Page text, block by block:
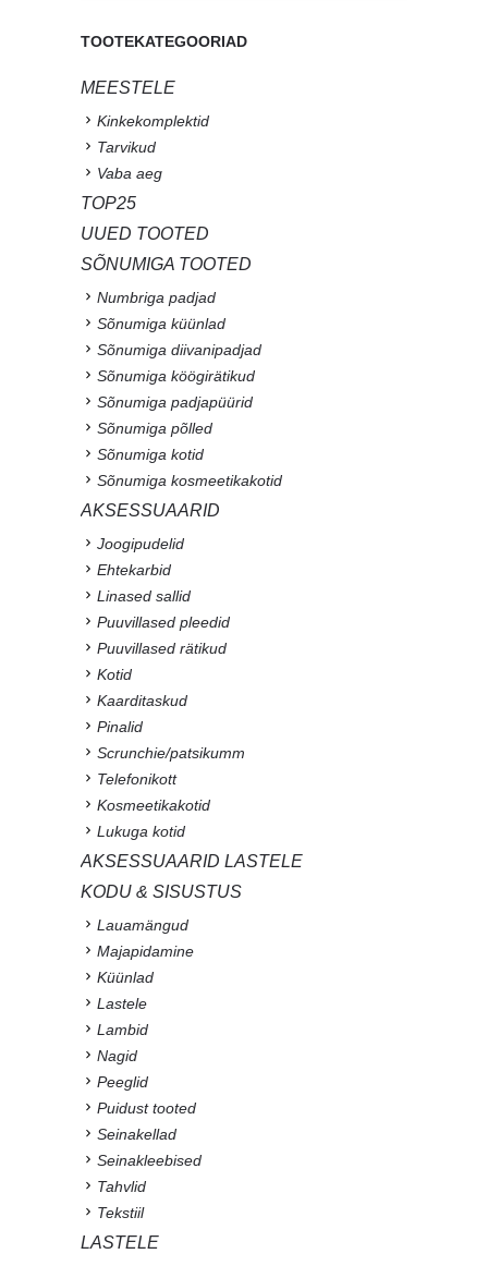
TOOTEKATEGOORIAD
MEESTELE
Kinkekomplektid
Tarvikud
Vaba aeg
TOP25
UUED TOOTED
SÕNUMIGA TOOTED
Numbriga padjad
Sõnumiga küünlad
Sõnumiga diivanipadjad
Sõnumiga köögirätikud
Sõnumiga padjapüürid
Sõnumiga põlled
Sõnumiga kotid
Sõnumiga kosmeetikakotid
AKSESSUAARID
Joogipudelid
Ehtekarbid
Linased sallid
Puuvillased pleedid
Puuvillased rätikud
Kotid
Kaarditaskud
Pinalid
Scrunchie/patsikumm
Telefonikott
Kosmeetikakotid
Lukuga kotid
AKSESSUAARID LASTELE
KODU & SISUSTUS
Lauamängud
Majapidamine
Küünlad
Lastele
Lambid
Nagid
Peeglid
Puidust tooted
Seinakellad
Seinakleebised
Tahvlid
Tekstiil
LASTELE